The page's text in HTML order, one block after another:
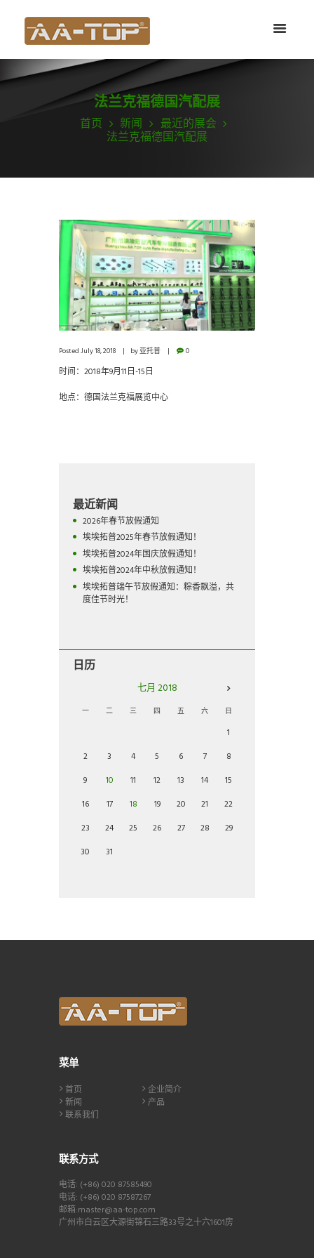
法兰克福德国汽配展
首页 新闻 最近的展会
法兰克福德国汽配展
PostedJuly 18, 2018 by亚托普 0
时间：2018年9月11日-15日
地点：德国法兰克福展览中心
最近新闻
2026年春节放假通知
埃埃拓普2025年春节放假通知！
埃埃拓普2024年国庆放假通知！
埃埃拓普2024年中秋放假通知！
埃埃拓普端午节放假通知：粽香飘溢，共
度佳节时光！
日历
七月 2018
一 二 三 四 五 六 日
1
2
3 4 5 6 7
8
9
10 11 12 13 14
15
16
17 18 19 20 21
22
23
24 25 26 27 28
29
30
31
菜单
首页
企业简介
新闻
产品
联系我们
联系方式
电话: (+86) 020 87585490
电话: (+86) 020 87587267
邮箱:master@aa-top.com
广州市白云区大源街锦石三路33号之十六1601房